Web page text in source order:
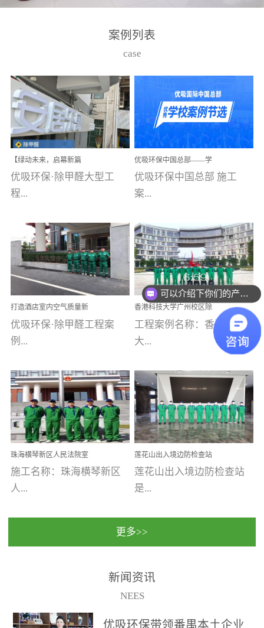
高技能的团队。汇聚了众
取得了多项产品技术专利
和多项国家版权局著作
权，获得高新技术企业称
号。生产优势自主生产自
给自足，优吸公司于2015
在广州番禺区成功建立产
品线生产基地，工厂拥有
自动化生产设备和成熟的
选择源头源材料、严控产
品质量，我们每一批的生
产产品都经过严格的质检
程序；生产车间为优吸总
部和全国分支机构生产光
触媒、净醛王、祛味剂等
优吸系列产品，保质保量
完成生产任务，确保全国
求。资质优势团队优势分
支优势优吸环保是一棵正
茁壮成长的树，只要我们
人人都爱护她、珍惜她、
她将越来越枝繁叶茂，终
将会成为一棵参天大树！
优吸环保截止2020年拥有
全国600家网点分支机构。
案例列表
case
【绿动未来，启幕新篇
章】优吸环保中标深圳安
居乐寓，超大型工装室内
空气治理项目顺利启航，
优吸环保·除甲醛大型工
程...
案例【深圳安居乐寓】室
内空气治理项目深圳安居
乐寓 深圳市安居乐寓
为深圳安居集团旗下城...
优吸环保中国总部——学
校施工案例(节选)
优吸环保中国总部 施工
案...
例(学校工装节选)广州南沙
小学(珠江湾校区)项目地
址：广州市南沙区海滨路
南沙珠江湾江门市蓬江区
禾...
打造酒店室内空气质量新
标杆——优吸环保·标杆之
作：东莞美豪雅致酒店室
内空气治理工程纪实
优吸环保·除甲醛工程案
例...
【东莞美豪雅致酒店】室
内空气治理项目东莞美豪
雅致酒店 东莞美豪雅
致酒店是为中高端人士...
香港科技大学广州校区除
甲醛项目圆满完成
工程案例名称：香港科技
大...
学广州校区室内空气治
理 工程案例地址：广
州南沙区·香港科技大学(广
州)校区 工程案...
珠海横琴新区人民法院室
内除甲醛空气治理项目
施工名称：珠海横琴新区
人...
民法院室内除甲醛空气治
保施工日期：2020年1月珠
莲花山出入境边防检查站
室内除甲醛空气治理项目
莲花山出入境边防检查站
是...
国家通过设在对外开放口
（及各出入境边防检查
更多>>
新闻资讯
NEES
优吸环保带领番禺本​土企业
可以介绍下你们的产品么